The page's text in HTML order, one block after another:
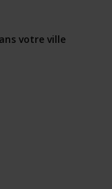
votre ville